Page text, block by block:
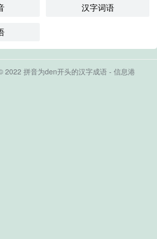
汉字词语
2022 拼音为den开头的汉字成语 - 信息港